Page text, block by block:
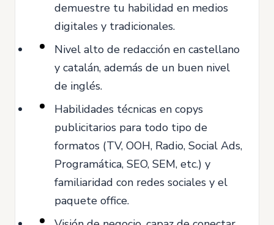
demuestre tu habilidad en medios
digitales y tradicionales.
Nivel alto de redacción en castellano
y catalán, además de un buen nivel
de inglés.
Habilidades técnicas en copys
publicitarios para todo tipo de
formatos (TV, OOH, Radio, Social Ads,
Programática, SEO, SEM, etc.) y
familiaridad con redes sociales y el
paquete office.